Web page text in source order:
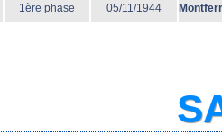
1ère phase 05/11/1944